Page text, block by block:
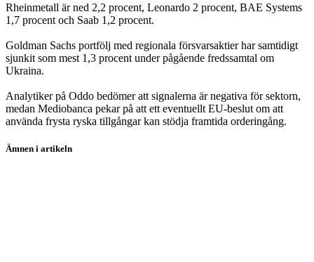
Rheinmetall är ned 2,2 procent, Leonardo 2 procent, BAE Systems
1,7 procent och Saab 1,2 procent.
Goldman Sachs portfölj med regionala försvarsaktier har samtidigt
sjunkit som mest 1,3 procent under pågående fredssamtal om
Ukraina.
Analytiker på Oddo bedömer att signalerna är negativa för sektorn,
medan Mediobanca pekar på att ett eventuellt EU-beslut om att
använda frysta ryska tillgångar kan stödja framtida orderingång.
Ämnen i artikeln